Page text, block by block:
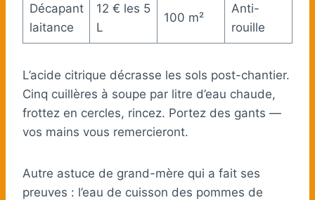
Décapant
laitance
12 € les 5
L
100 m²
Anti-
rouille
L’acide citrique décrasse les sols post-chantier.
Cinq cuillères à soupe par litre d’eau chaude,
frottez en cercles, rincez. Portez des gants —
vos mains vous remercieront.
Autre astuce de grand-mère qui a fait ses
preuves : l’eau de cuisson des pommes de